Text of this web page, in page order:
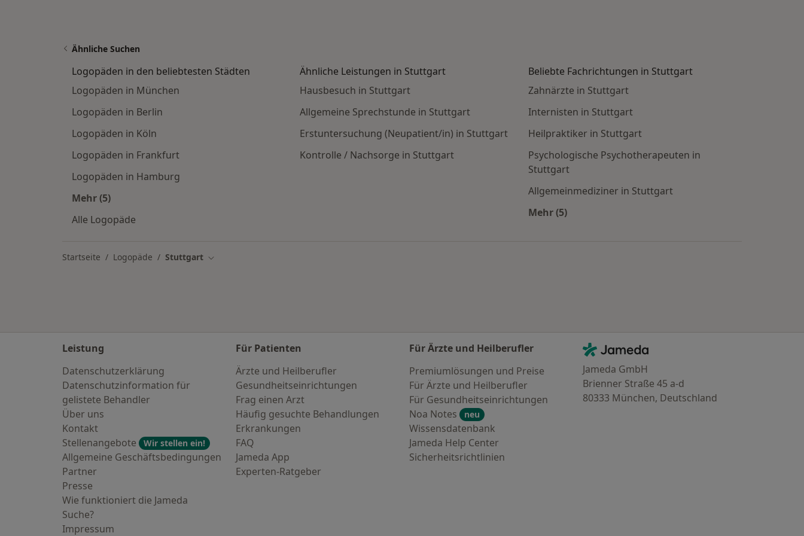
Ähnliche Suchen
Logopäden in den beliebtesten Städten
Logopäden in München
Logopäden in Berlin
Logopäden in Köln
Logopäden in Frankfurt
Logopäden in Hamburg
Mehr (5)
Alle Logopäde
Ähnliche Leistungen in Stuttgart
Hausbesuch in Stuttgart
Allgemeine Sprechstunde in Stuttgart
Erstuntersuchung (Neupatient/in) in Stuttgart
Kontrolle / Nachsorge in Stuttgart
Beliebte Fachrichtungen in Stuttgart
Zahnärzte in Stuttgart
Internisten in Stuttgart
Heilpraktiker in Stuttgart
Psychologische Psychotherapeuten in
Stuttgart
Allgemeinmediziner in Stuttgart
Mehr (5)
Startseite Logopäde Stuttgart Stadt ändern
Leistung
Datenschutzerklärung
Datenschutzinformation für
gelistete Behandler
Über uns
Kontakt
Stellenangebote
Wir stellen ein!
Allgemeine Geschäftsbedingungen
Partner
Presse
Wie funktioniert die Jameda
Suche?
Impressum
Für Patienten
Ärzte und Heilberufler
Gesundheitseinrichtungen
Frag einen Arzt
Häufig gesuchte Behandlungen
Erkrankungen
FAQ
Jameda App
Experten-Ratgeber
Für Ärzte und Heilberufler
Premiumlösungen und Preise
Für Ärzte und Heilberufler
Für Gesundheitseinrichtungen
Noa Notes
neu
Wissensdatenbank
Jameda Help Center
Sicherheitsrichtlinien
Kontakt
Jameda - Startseite
Jameda GmbH
Brienner Straße 45 a-d
80333 München, Deutschland